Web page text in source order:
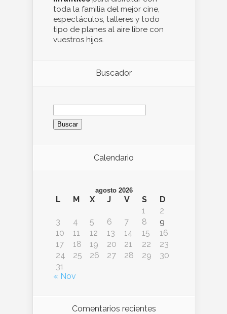
toda la familia del mejor cine,
espectáculos, talleres y todo
tipo de planes al aire libre con
vuestros hijos.
Buscador
Buscar:
Calendario
agosto 2026
L M X J V S
D
1
2
3
4 5 6 7 8
9
10
11 12 13 14 15
16
17
18 19 20 21 22
23
24
25 26 27 28 29
30
31
« Nov
Comentarios recientes